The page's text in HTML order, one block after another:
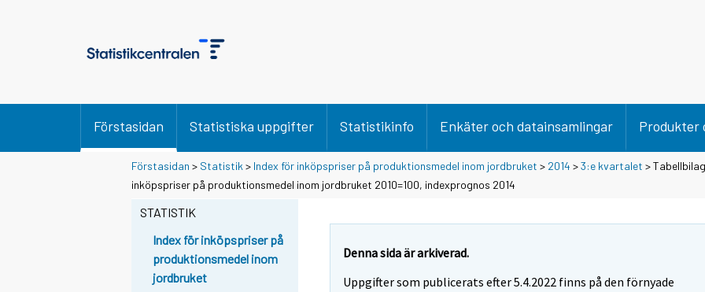
Förstasidan Statistiska uppgifter Statistikinfo Enkäter och datainsamlingar Produkter
Förstasidan > Statistik > Index för inköpspriser på produktionsmedel inom jordbruket > 2014 >3:e kvartalet >
inköpspriser på produktionsmedel inom jordbruket 2010=100, indexprognos 2014
STATISTIK
Index för inköpspriser på
produktionsmedel inom
jordbruket
Denna sida är arkiverad.
Uppgifter som publicerats efter 5.4.2022 finns på den förnyade